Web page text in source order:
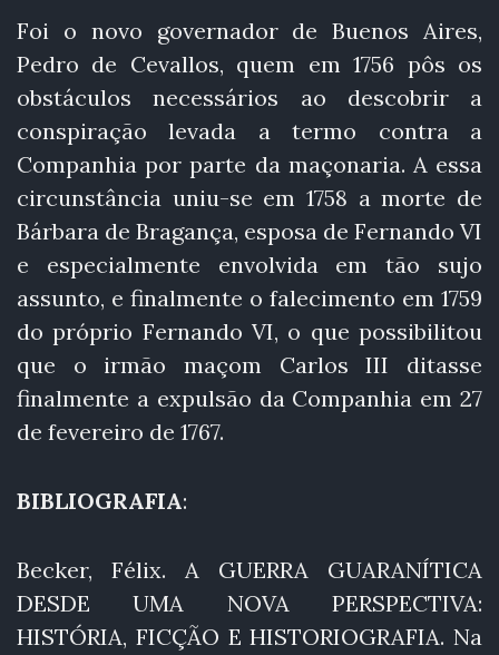
Foi o novo governador de Buenos Aires,
Pedro de Cevallos, quem em 1756 pôs os
obstáculos necessários ao descobrir a
conspiração levada a termo contra a
Companhia por parte da maçonaria. A essa
circunstância uniu-se em 1758 a morte de
Bárbara de Bragança, esposa de Fernando VI
e especialmente envolvida em tão sujo
assunto, e finalmente o falecimento em 1759
do próprio Fernando VI, o que possibilitou
que o irmão maçom Carlos III ditasse
finalmente a expulsão da Companhia em 27
de fevereiro de 1767.
BIBLIOGRAFIA:
Becker, Félix. A GUERRA GUARANÍTICA
DESDE UMA NOVA PERSPECTIVA:
HISTÓRIA, FICÇÃO E HISTORIOGRAFIA. Na